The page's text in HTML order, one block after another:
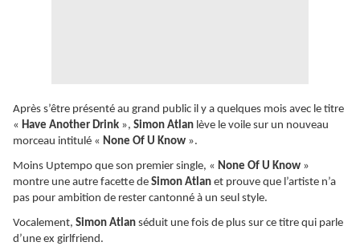
Après s’être présenté au grand public il y a quelques mois avec le titre
« Have Another Drink », Simon Atlan lève le voile sur un nouveau
morceau intitulé « None Of U Know ».
Moins Uptempo que son premier single, « None Of U Know »
montre une autre facette de Simon Atlan et prouve que l’artiste n’a
pas pour ambition de rester cantonné à un seul style.
Vocalement, Simon Atlan séduit une fois de plus sur ce titre qui parle
d’une ex girlfriend.